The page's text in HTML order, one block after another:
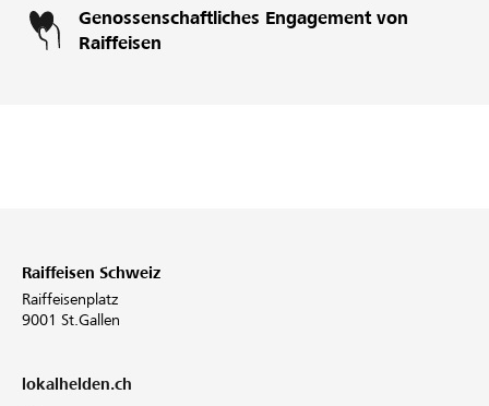
Unterstützen
Anmelden
Genossenschaftliches Engagement von
Raiffeisen
Raiffeisen Schweiz
Raiffeisenplatz
9001 St.Gallen
lokalhelden.ch